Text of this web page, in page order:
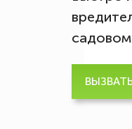
садовом